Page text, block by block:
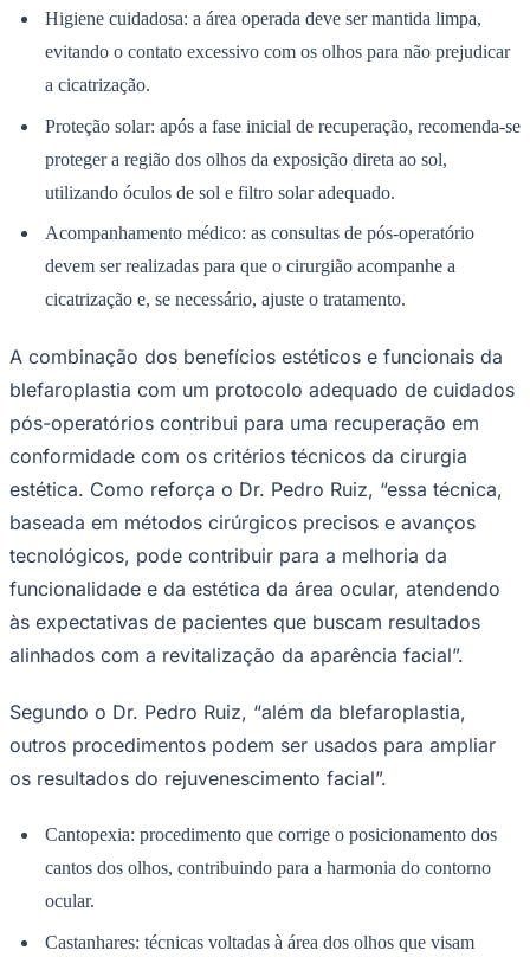
Ceará
Goiás
a cicatrização.
utilizando óculos de sol e filtro solar adequado.
cicatrização e, se necessário, ajuste o tratamento.
A combinação dos benefícios estéticos e funcionais da
pós-operatórios contribui para uma recuperação em
conformidade com os critérios técnicos da cirurgia
estética. Como reforça o Dr. Pedro Ruiz, “essa técnica,
baseada em métodos cirúrgicos precisos e avanços
tecnológicos, pode contribuir para a melhoria da
funcionalidade e da estética da área ocular, atendendo
às expectativas de pacientes que buscam resultados
alinhados com a revitalização da aparência facial”.
Segundo o Dr. Pedro Ruiz, “além da blefaroplastia,
os resultados do rejuvenescimento facial”.
Cantopexia: procedimento que corrige o posicionamento dos
ocular.